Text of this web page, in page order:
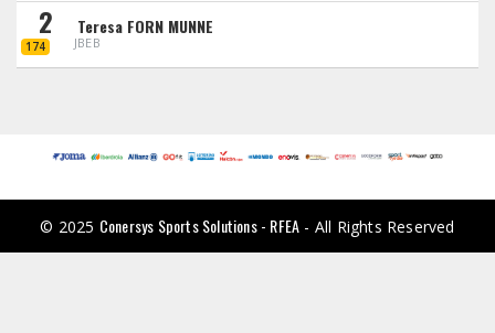
2
174
Teresa FORN MUNNE
JBEB
© 2025 Conersys Sports Solutions - RFEA - All Rights Reserved